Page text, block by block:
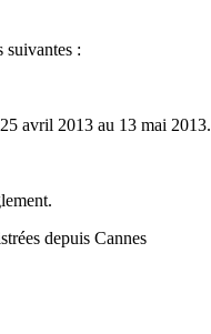
suivantes :
avril 2013 au 13 mai 2013.
depuis Cannes